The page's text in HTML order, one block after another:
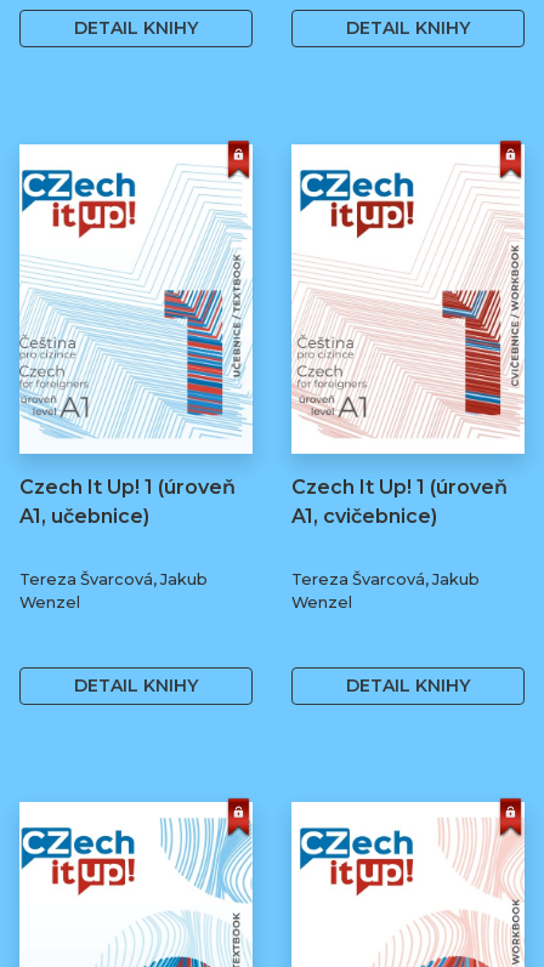
DETAIL KNIHY DETAIL KNIHY
Czech It Up! 1 (úroveň
A1, učebnice)
Tereza Švarcová, Jakub
Wenzel
DETAIL KNIHY
Czech It Up! 1 (úroveň
A1, cvičebnice)
Tereza Švarcová, Jakub
Wenzel
DETAIL KNIHY